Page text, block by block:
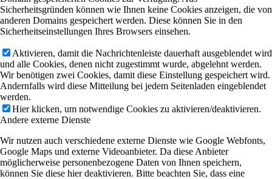
Sicherheitsgründen können wie Ihnen keine Cookies anzeigen, die von
anderen Domains gespeichert werden. Diese können Sie in den
Sicherheitseinstellungen Ihres Browsers einsehen.
Aktivieren, damit die Nachrichtenleiste dauerhaft ausgeblendet wird
und alle Cookies, denen nicht zugestimmt wurde, abgelehnt werden.
Wir benötigen zwei Cookies, damit diese Einstellung gespeichert wird.
Andernfalls wird diese Mitteilung bei jedem Seitenladen eingeblendet
werden.
Hier klicken, um notwendige Cookies zu aktivieren/deaktivieren.
Andere externe Dienste
Wir nutzen auch verschiedene externe Dienste wie Google Webfonts,
Google Maps und externe Videoanbieter. Da diese Anbieter
möglicherweise personenbezogene Daten von Ihnen speichern,
können Sie diese hier deaktivieren. Bitte beachten Sie, dass eine